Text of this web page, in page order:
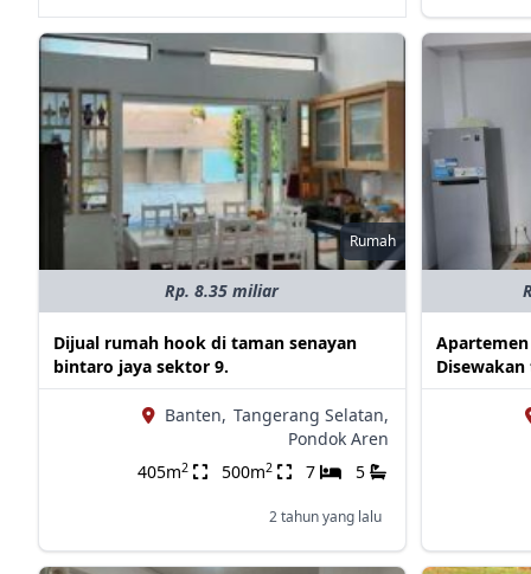
Rumah
Rp. 8.35 miliar
Dijual rumah hook di taman senayan
bintaro jaya sektor 9.
Banten, Tangerang Selatan,
Pondok Aren
405m2 500m2 7 5
2 tahun yang lalu
Disewakan